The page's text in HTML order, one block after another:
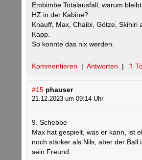
Embimbe Totalausfall, warum
HZ in der Kabine?
Knauff, Max, Chaibi, Götze, Skihiri
Kapp.
So konnte das nix werden.
Kommentieren | Antworten | ⇑
#15 phauser
21.12.2023 um 09:14 Uhr
9. Schebbe
Max hat gespielt, was er kann, ist
noch stärker als Nils, aber der Ball
sein Freund.